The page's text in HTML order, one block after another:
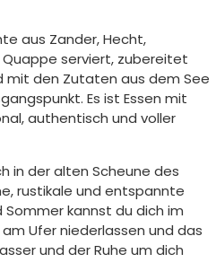
aus Zander, Hecht,
serviert, zubereitet
mit den Zutaten aus dem See
Es ist Essen mit
authentisch und voller
in der alten Scheune des
rustikale und entspannte
Sommer kannst du dich im
Ufer niederlassen und das
und der Ruhe um dich